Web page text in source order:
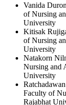
Vanida
of Nursing
University
Kitisak
of Nursing
University
Natakorn
Nursing and
University
Faculty of
Rajabhat